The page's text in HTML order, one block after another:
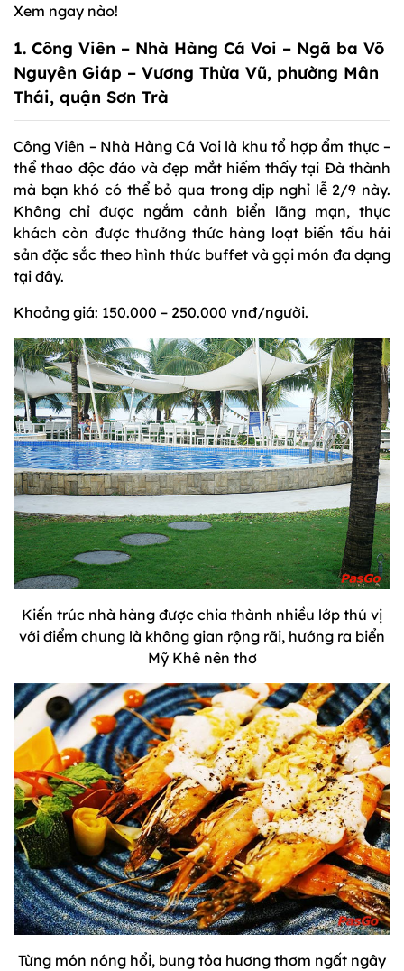
Xem ngay nào!
1. Công Viên – Nhà Hàng Cá Voi – Ngã ba Võ
Nguyên Giáp – Vương Thừa Vũ, phường Mân
Thái, quận Sơn Trà
Công Viên – Nhà Hàng Cá Voi là khu tổ hợp ẩm thực –
thể thao độc đáo và đẹp mắt hiếm thấy tại Đà thành
mà bạn khó có thể bỏ qua trong dịp nghỉ lễ 2/9 này.
Không chỉ được ngắm cảnh biển lãng mạn, thực
khách còn được thưởng thức hàng loạt biến tấu hải
sản đặc sắc theo hình thức buffet và gọi món đa dạng
tại đây.
Khoảng giá: 150.000 – 250.000 vnđ/người.
Kiến trúc nhà hàng được chia thành nhiều lớp thú vị
với điểm chung là không gian rộng rãi, hướng ra biển
Mỹ Khê nên thơ
Từng món nóng hổi, bung tỏa hương thơm ngất ngây